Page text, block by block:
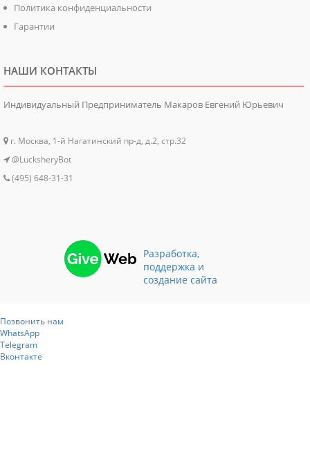
Политика конфиденциальности
Гарантии
НАШИ КОНТАКТЫ
Индивидуальный Предприниматель Макаров Евгений Юрьевич
г. Москва, 1-й Нагатинский пр-д, д.2, стр.32
@LucksheryBot
(495) 648-31-31
Разработка,
поддержка и
создание сайта
Позвонить нам
WhatsApp
Telegram
Вконтакте